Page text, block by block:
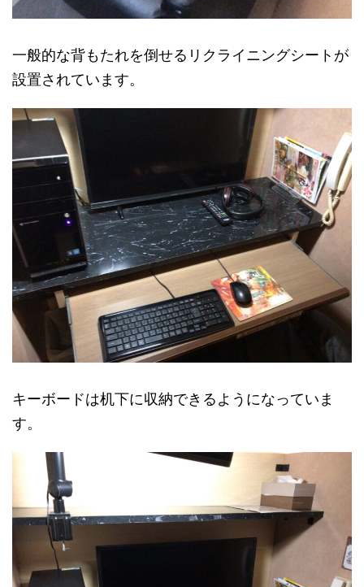
一般的な背もたれを倒せるリクライニングシートが
設置されています。
キーボードは机下に収納できるようになっていま
す。